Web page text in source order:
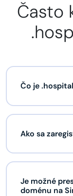
Často
Čo je
Ako sa
Je možné
doménu na